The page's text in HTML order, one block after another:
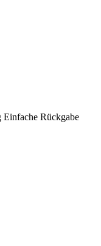
Einfache Rückgabe